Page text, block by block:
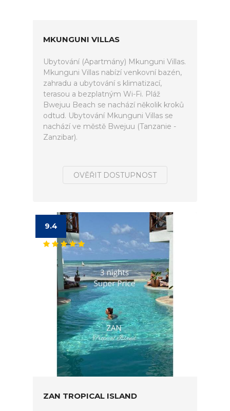
MKUNGUNI VILLAS
Ubytování (Apartmány) Mkunguni Villas.
Mkunguni Villas nabízí venkovní bazén,
zahradu a ubytování s klimatizací,
terasou a bezplatným Wi-Fi. Pláž
Bwejuu Beach se nachází několik kroků
odtud. Ubytování Mkunguni Villas se
nachází ve městě Bwejuu (Tanzanie -
Zanzibar).
OVĚŘIT DOSTUPNOST
9.4
ZAN TROPICAL ISLAND